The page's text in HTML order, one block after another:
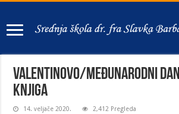
Valentinovo/Međunarodni
knjiga
14. veljače 2020. 2,412 Pregleda